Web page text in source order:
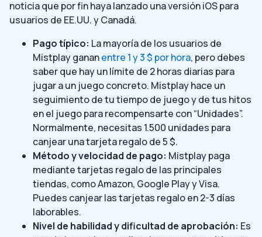
noticia que por fin haya lanzado una versión iOS para
usuarios de EE.UU. y Canadá.
Pago típico: La mayoría de los usuarios de
Mistplay gananentre 1 y 3 $ por hora, pero debes
saber que hay un límite de 2 horas diarias para
jugar a un juego concreto. Mistplay hace un
seguimiento de tu tiempo de juego y de tus hitos
en el juego para recompensarte con “Unidades”.
Normalmente, necesitas 1.500 unidades para
canjear una tarjeta regalo de 5 $.
Método y velocidad de pago: Mistplay paga
mediante tarjetas regalo de las principales
tiendas, como Amazon, Google Play y Visa.
Puedes canjear las tarjetas regalo en 2-3 días
laborables.
Nivel de habilidad y dificultad de aprobación: Es